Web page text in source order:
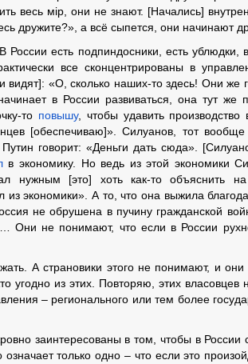
весь мiр, они не знают. [Начались]
дружите?», а всё сыпется, они начинают
России есть подпиндосники, есть
все сконцентрированы в
видят]: «О, сколько наших-то здесь! Они же
в России развиваться, она тут же
то повышу, чтобы удавить
[обеспечиваю]». Силуанов, тот вообще
говорит: «Деньги дать сюда».
в экономику. Но ведь из этой экономики
[это] хоть как-то объяснить на
экономики». А то, что она выжила
не обрушена в пучину гражданской
Они не понимают, что если в России
А страновики этого не понимают, и они
угодно из этих. Повторяю, этих власовцев
– регионального или тем более
заинтересованы в том, чтобы в России
только одно – что если это